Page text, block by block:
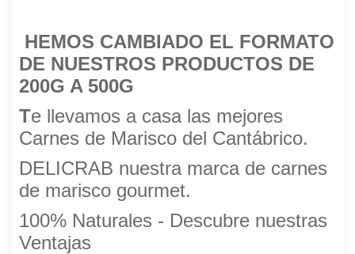
HEMOS CAMBIADO EL FORMATO
DE NUESTROS PRODUCTOS DE
200G A 500G
Te llevamos a casa las mejores
Carnes de Marisco del Cantábrico.
DELICRAB nuestra marca de carnes
de marisco gourmet.
100% Naturales - Descubre nuestras
Ventajas